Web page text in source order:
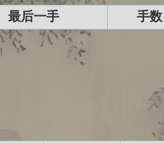
最后一手 手数